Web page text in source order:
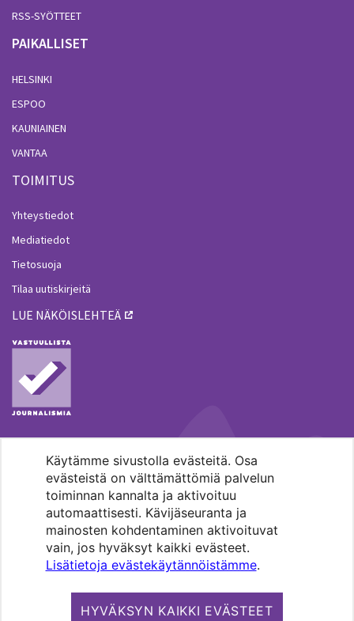
Käytämme sivustolla evästeitä. Osa
evästeistä on välttämättömiä palvelun
toiminnan kannalta ja aktivoituu
automaattisesti. Kävijäseuranta ja
mainosten kohdentaminen aktivoituvat
vain, jos hyväksyt kaikki evästeet.
Lisätietoja evästekäytännöistämme.
HYVÄKSYN KAIKKI EVÄSTEET
RSS-SYÖTTEET
PAIKALLISET
HELSINKI
ESPOO
KAUNIAINEN
VANTAA
TOIMITUS
Yhteystiedot
Mediatiedot
Tietosuoja
Tilaa uutiskirjeitä
LUE NÄKÖISLEHTEÄ
MENOHAKU
Pääkaupunkiseudun evankelis-
luterilaisten seurakuntien media.